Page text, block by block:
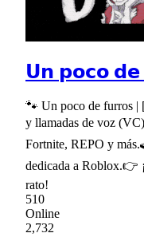
𝗨𝗻 𝗽𝗼𝗰𝗼 𝗱𝗲
🐾 Un poco de furros |
y llamadas de voz
Fortnite, REPO y
dedicada a Roblox.👉
rato!
510
Online
2,732